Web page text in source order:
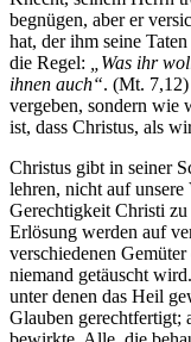
begnügen, aber er
hat, der ihm seine
die Regel:
„Was ihr
ihnen auch“. (Mt.
vergeben, sondern wie
ist, dass Christus, als
Christus gibt in seiner
lehren, nicht auf unsere
Gerechtigkeit Christi
Erlösung werden auf
verschiedenen
niemand getäuscht
unter denen das Heil
Glauben gerechtfertigt;